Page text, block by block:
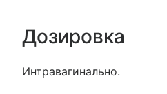
Дозировка
Интравагинально.